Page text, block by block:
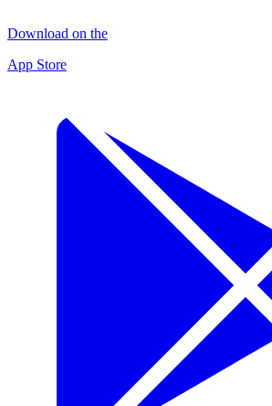
Download on the
App Store